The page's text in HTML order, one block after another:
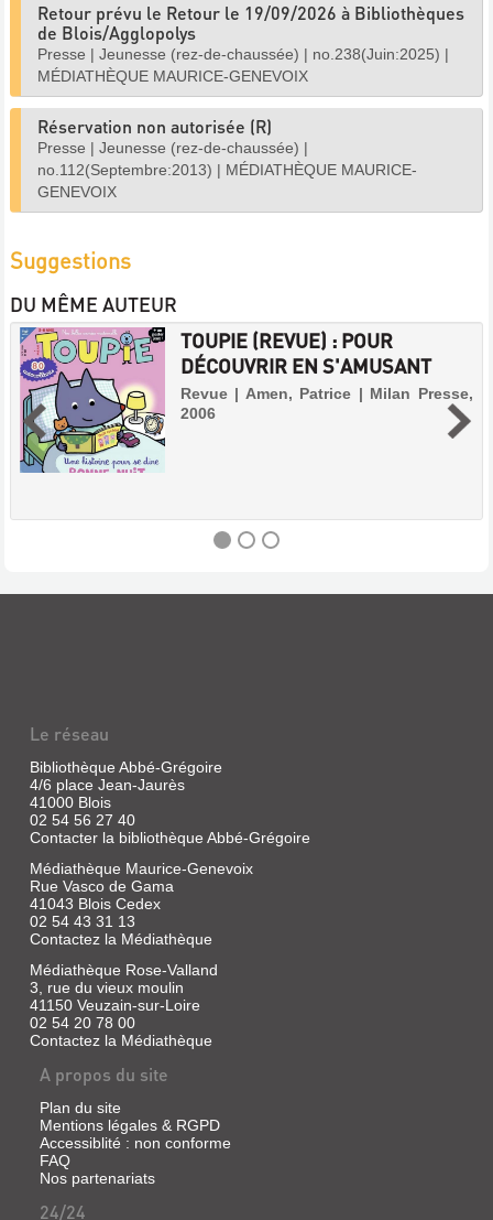
Retour prévu le Retour le 19/09/2026 à Bibliothèques
de Blois/Agglopolys
Presse | Jeunesse (rez-de-chaussée) | no.238(Juin:2025) |
MÉDIATHÈQUE MAURICE-GENEVOIX
Réservation non autorisée (R)
Presse | Jeunesse (rez-de-chaussée) |
no.112(Septembre:2013) | MÉDIATHÈQUE MAURICE-
GENEVOIX
Suggestions
DU MÊME AUTEUR
TOUPIE (REVUE) : POUR
DÉCOUVRIR EN S'AMUSANT
Revue | Amen, Patrice | Milan Presse,
2006
EN
S'AMUSANT
Revue
Amen,
Milan
Presse,
2006
MIKADO
:
DÉCOUVERTE
DES
HOMMES
Le réseau
Bibliothèque Abbé-Grégoire
4/6 place Jean-Jaurès
41000 Blois
02 54 56 27 40
Contacter la bibliothèque Abbé-Grégoire
Médiathèque Maurice-Genevoix
Rue Vasco de Gama
41043 Blois Cedex
02 54 43 31 13
Contactez la Médiathèque
Médiathèque Rose-Valland
3, rue du vieux moulin
41150 Veuzain-sur-Loire
02 54 20 78 00
Contactez la Médiathèque
A propos du site
Plan du site
Mentions légales & RGPD
Accessiblité : non conforme
FAQ
Nos partenariats
24/24